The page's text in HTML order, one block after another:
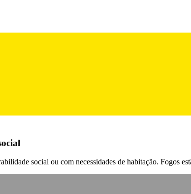
social ou com necessidades de habitação. Fogos